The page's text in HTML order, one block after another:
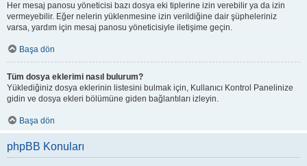
Her mesaj panosu yöneticisi bazı dosya eki tiplerine izin verebilir ya da izin
vermeyebilir. Eğer nelerin yüklenmesine izin verildiğine dair şüpheleriniz
varsa, yardım için mesaj panosu yöneticisiyle iletişime geçin.
Başa dön
Tüm dosya eklerimi nasıl bulurum?
Yüklediğiniz dosya eklerinin listesini bulmak için, Kullanıcı Kontrol Panelinize
gidin ve dosya ekleri bölümüne giden bağlantıları izleyin.
Başa dön
phpBB Konuları